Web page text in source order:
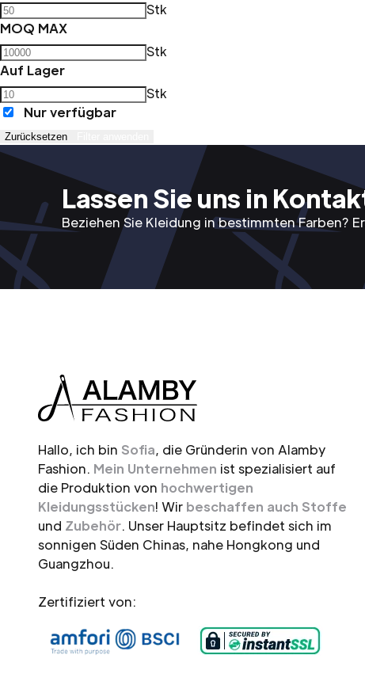
Stk
MOQ MAX
Stk
Auf Lager
Stk
Nur verfügbar
Zurücksetzen
Lassen Sie uns in
Beziehen Sie Kleidung in bestimmten Farben?
Hallo, ich bin Sofia, die Gründerin von Alamby
Fashion. Mein Unternehmen ist spezialisiert auf
die Produktion von hochwertigen
Kleidungsstücken! Wir beschaffen auch Stoffe
und Zubehör. Unser Hauptsitz befindet sich im
sonnigen Süden Chinas, nahe Hongkong und
Guangzhou.
Zertifiziert von: